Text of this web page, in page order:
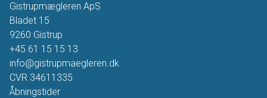
Gistrupmægleren ApS
Bladet 15
9260 Gistrup
+45 61 15 15 13
info@gistrupmaegleren.dk
CVR 34611335
Åbningstider